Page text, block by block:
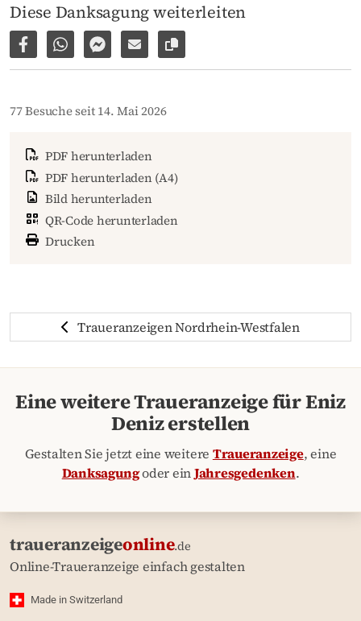
Diese Danksagung weiterleiten
Auf Facebook teilen
Per WhatsApp weiterleiten
Per Facebook Messenger weiterleiten
Per E-Mail versenden
Link zur Seite kopieren
77 Besuche seit 14. Mai 2026
PDF herunterladen
PDF herunterladen (A4)
Bild herunterladen
QR-Code herunterladen
Drucken
Traueranzeigen Nordrhein-Westfalen
Eine weitere Traueranzeige für Eniz
Deniz erstellen
Gestalten Sie jetzt eine weitere Traueranzeige, eine
Danksagungoder einJahresgedenken.
traueranzeigeonline.de
Online-Traueranzeige einfach gestalten
Made in Switzerland